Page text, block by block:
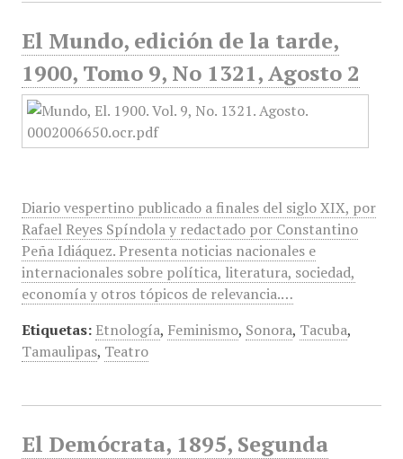
El Mundo, edición de la tarde,
1900, Tomo 9, No 1321, Agosto 2
Diario vespertino publicado a finales del siglo XIX, por
Rafael Reyes Spíndola y redactado por Constantino
Peña Idiáquez. Presenta noticias nacionales e
internacionales sobre política, literatura, sociedad,
economía y otros tópicos de relevancia.…
Etiquetas: Etnología, Feminismo, Sonora, Tacuba,
Tamaulipas, Teatro
El Demócrata, 1895, Segunda